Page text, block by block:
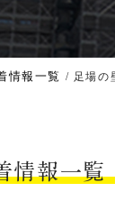
情報一覧 / 足場の
情報一覧